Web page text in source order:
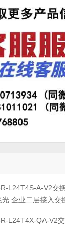
L24T4S-A-V2交
企业二层接入交
L24T4X-QA-V2